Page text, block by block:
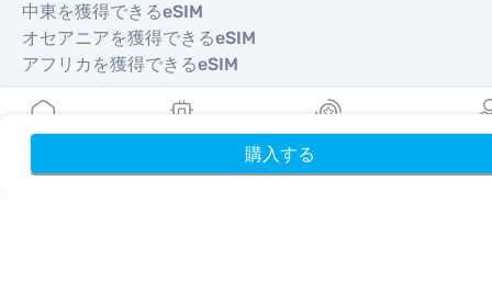
購入する
中東を獲得できるeSIM
オセアニアを獲得できるeSIM
アフリカを獲得できるeSIM
国
米国を獲得できるeSIM
リワード